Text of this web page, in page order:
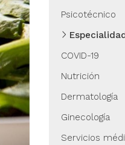
Psicotécnico
COVID-19
Nutrición
Dermatología
Ginecología
Servicios